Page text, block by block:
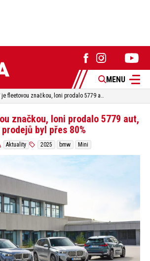
MENU
BMW je fleetovou značkou, loni prodalo 5779 aut, podíl firemních prodejů byl přes 80%
značkou, loni prodalo 5779 aut,
byl přes 80%
Aktuality 2025 bmw Mini